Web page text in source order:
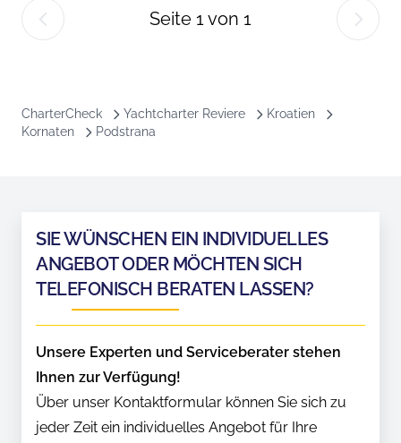
Seite 1von 1
CharterCheck Yachtcharter Reviere
Kroatien
Kornaten
Podstrana
SIE WÜNSCHEN EIN INDIVIDUELLES
ANGEBOT ODER MÖCHTEN SICH
TELEFONISCH BERATEN LASSEN?
Unsere Experten und Serviceberater stehen
Ihnen zur Verfügung!
Über unser Kontaktformular können Sie sich zu
jeder Zeit ein individuelles Angebot für Ihre